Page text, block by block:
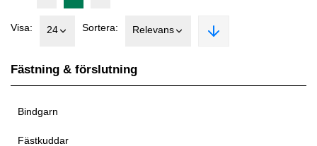
Fästning & förslutning
Bindgarn
Fästkuddar
Visa: 24 Sortera: Relevans